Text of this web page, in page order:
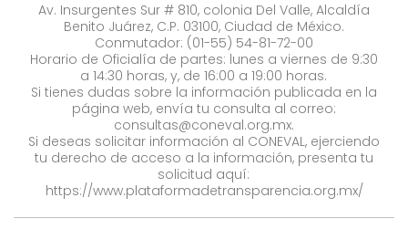
Av. Insurgentes Sur # 810, colonia Del Valle, Alcaldía
Benito Juárez, C.P. 03100, Ciudad de México.
Conmutador: (01-55) 54-81-72-00
Horario de Oficialía de partes: lunes a viernes de 9:30
a 14:30 horas, y, de 16:00 a 19:00 horas.
Si tienes dudas sobre la información publicada en la
página web, envía tu consulta al correo:
consultas@coneval.org.mx.
Si deseas solicitar información al CONEVAL, ejerciendo
tu derecho de acceso a la información, presenta tu
solicitud aquí:
https://www.plataformadetransparencia.org.mx/